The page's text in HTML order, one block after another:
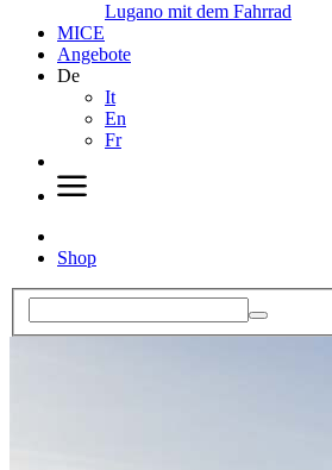
Lugano mit dem Fahrrad
MICE
Angebote
De
It
En
Fr
Shop